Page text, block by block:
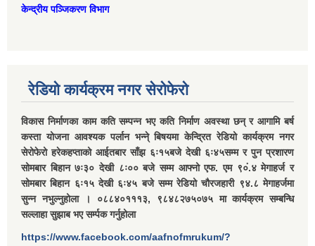
केन्द्रीय पञ्जिकरण विभाग
रेडियो कार्यक्रम नगर सेरोफेरो
विकास निर्माणका काम कति सम्पन्न भए कति निर्माण अवस्था छन् र आगामि बर्ष
कस्ता योजना आवश्यक पर्लान भन्ने् बिषयमा केन्द्रित रेडियो कार्यक्रम नगर
सेरोफेरो हरेकहप्ताको आईतबार साँझ ६ः१५बजे देखी ६ः४५सम्म र पुन प्रशारण
सोमबार बिहान ७ः३० देखी ८ः०० बजे सम्म आफ्नो एफ. एम ९०ं.४ मेगाहर्ज र
सोमबार बिहान ६ः१५ देखी ६ः४५ बजे सम्म रेडियो चौरजहारी ९४.८ मेगाहर्जमा
सुन्न नभुल्नुहोला । ०८८४०१११३, ९८४८२७५०७५ मा कार्यक्रम सम्बन्धि
सल्लाहा सुझाब भए सर्म्पक गर्नुहोला
https://www.facebook.com/aafnofmrukum/?